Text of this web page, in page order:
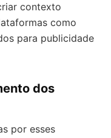
contexto
como
para publicidade
dos
por esses